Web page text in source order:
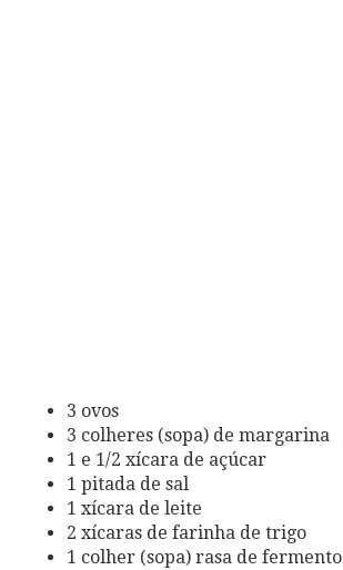
3 ovos
3 colheres (sopa) de margarina
1 e 1/2 xícara de açúcar
1 pitada de sal
1 xícara de leite
2 xícaras de farinha de trigo
1 colher (sopa) rasa de fermento